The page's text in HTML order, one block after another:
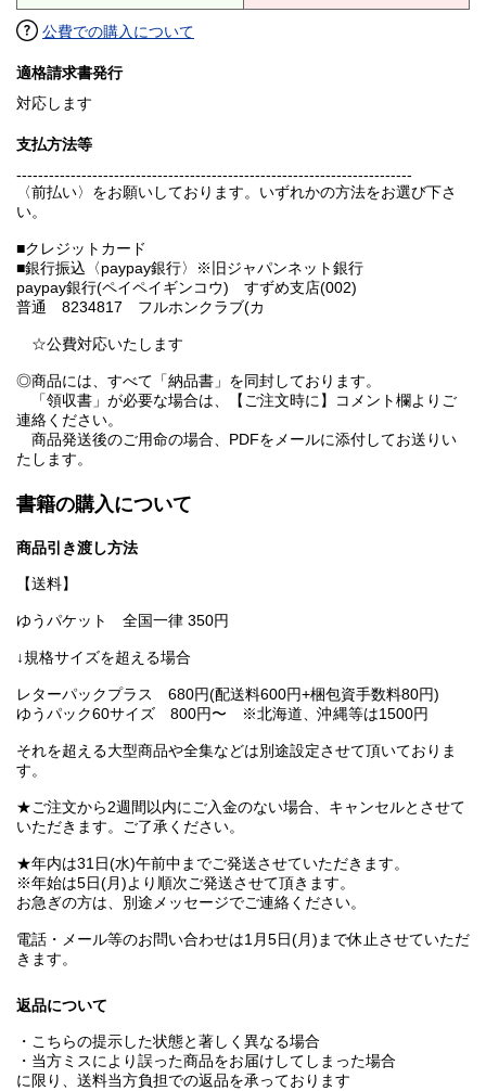
公費での購入について
適格請求書発行
対応します
支払方法等
-------------------------------------------------------------------------
〈前払い〉をお願いしております。いずれかの方法をお選び下さ
い。
■クレジットカード
■銀行振込〈paypay銀行〉※旧ジャパンネット銀行
paypay銀行(ペイペイギンコウ) すずめ支店(002)
普通 8234817 フルホンクラブ(カ
☆公費対応いたします
◎商品には、すべて「納品書」を同封しております。
「領収書」が必要な場合は、【ご注文時に】コメント欄よりご
連絡ください。
商品発送後のご用命の場合、PDFをメールに添付してお送りい
たします。
書籍の購入について
商品引き渡し方法
【送料】
ゆうパケット 全国一律 350円
↓規格サイズを超える場合
レターパックプラス 680円(配送料600円+梱包資手数料80円)
ゆうパック60サイズ 800円〜 ※北海道、沖縄等は1500円
それを超える大型商品や全集などは別途設定させて頂いておりま
す。
★ご注文から2週間以内にご入金のない場合、キャンセルとさせて
いただきます。ご了承ください。
★年内は31日(水)午前中までご発送させていただきます。
※年始は5日(月)より順次ご発送させて頂きます。
お急ぎの方は、別途メッセージでご連絡ください。
電話・メール等のお問い合わせは1月5日(月)まで休止させていただ
きます。
返品について
・こちらの提示した状態と著しく異なる場合
・当方ミスにより誤った商品をお届けしてしまった場合
に限り、送料当方負担での返品を承っております